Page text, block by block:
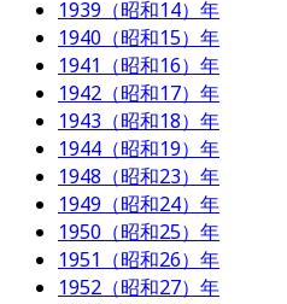
1939（昭和14）年
1940（昭和15）年
1941（昭和16）年
1942（昭和17）年
1943（昭和18）年
1944（昭和19）年
1948（昭和23）年
1949（昭和24）年
1950（昭和25）年
1951（昭和26）年
1952（昭和27）年